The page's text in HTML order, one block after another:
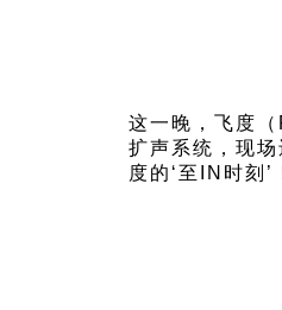
这一晚，飞度
扩声系统，现
度的‘至IN时刻’